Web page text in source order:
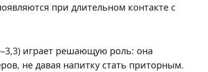
при длительном контакте с
играет решающую роль: она
не давая напитку стать приторным.